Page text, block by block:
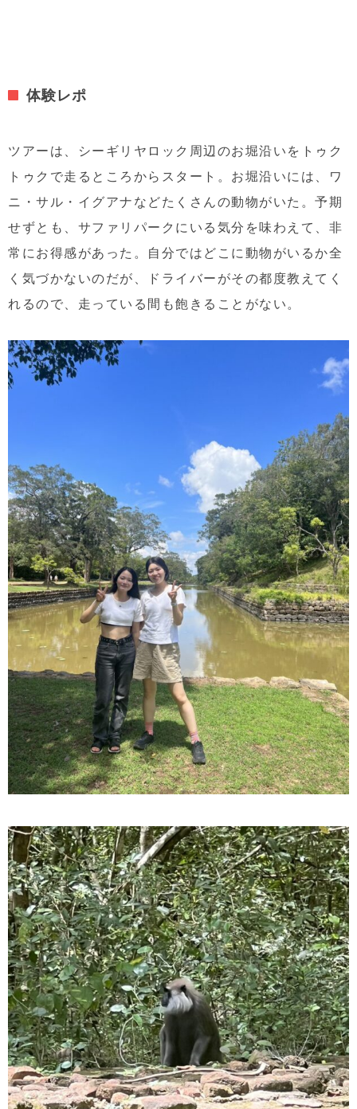
体験レポ
ツアーは、シーギリヤロック周辺のお堀沿いをトゥク
トゥクで走るところからスタート。お堀沿いには、ワ
ニ・サル・イグアナなどたくさんの動物がいた。予期
せずとも、サファリパークにいる気分を味わえて、非
常にお得感があった。自分ではどこに動物がいるか全
く気づかないのだが、ドライバーがその都度教えてく
れるので、走っている間も飽きることがない。